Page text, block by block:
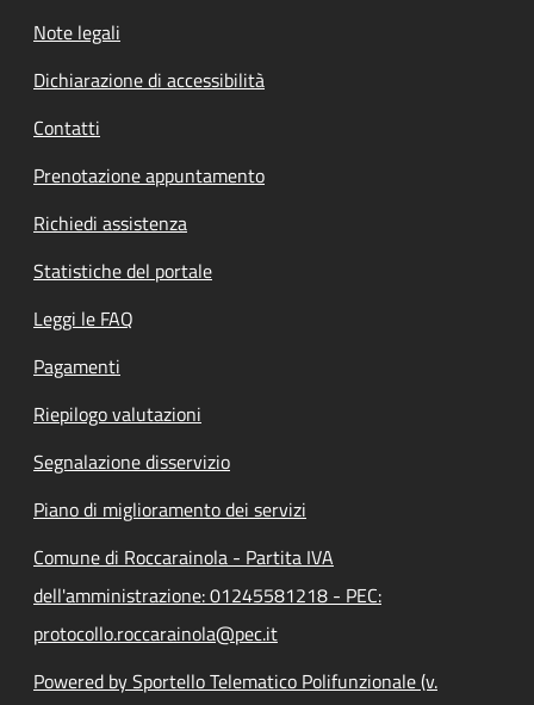
Note legali
Dichiarazione di accessibilità
Contatti
Prenotazione appuntamento
Richiedi assistenza
Statistiche del portale
Leggi le FAQ
Pagamenti
Riepilogo valutazioni
Segnalazione disservizio
Piano di miglioramento dei servizi
Comune di Roccarainola - Partita IVA
dell'amministrazione: 01245581218 - PEC:
protocollo.roccarainola@pec.it
Powered by Sportello Telematico Polifunzionale (v.